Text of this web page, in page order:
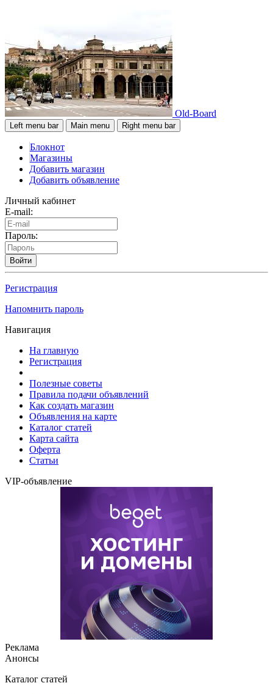
Old-Board
Left menu bar Main menu Right menu bar
Блокнот
Магазины
Добавить магазин
Добавить объявление
Личный кабинет
E-mail:
Пароль:
Войти
Регистрация
Напомнить пароль
Навигация
На главную
Регистрация
Полезные советы
Правила подачи объявлений
Как создать магазин
Объявления на карте
Каталог статей
Карта сайта
Оферта
Статьи
VIP-объявление
Реклама
Анонсы
Каталог статей